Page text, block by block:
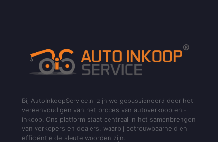
Bij AutoInkoopService.nl zijn we gepassioneerd door het
vereenvoudigen van het proces van autoverkoop en -
inkoop. Ons platform staat centraal in het samenbrengen
van verkopers en dealers, waarbij betrouwbaarheid en
efficiëntie de sleutelwoorden zijn.